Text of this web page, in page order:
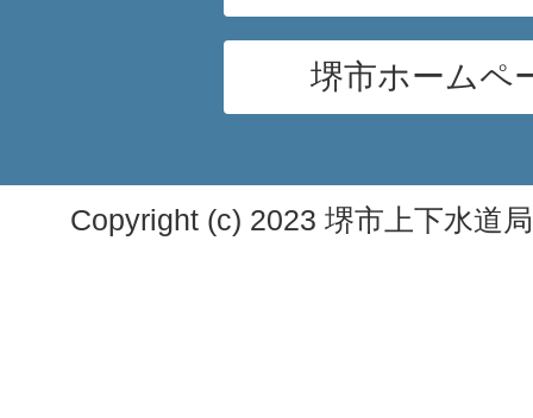
堺市ホームペ
Copyright (c) 2023 堺市上下水道